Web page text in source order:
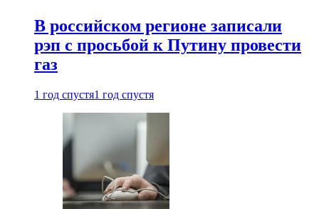
В российском регионе записали
рэп с просьбой к Путину провести
газ
1 год спустя1 год спустя